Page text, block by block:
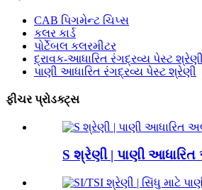
CAB પિગમેન્ટ ચિપ્સ
કલર કાર્ડ
પોર્ટેબલ કલરમીટર
દ્રાવક-આધારિત રંગદ્રવ્ય પેસ્ટ શ્રેણી
પાણી આધારિત રંગદ્રવ્ય પેસ્ટ શ્રેણી
ફીચર પ્રોડક્ટ્સ
S શ્રેણી | પાણી આધારિત